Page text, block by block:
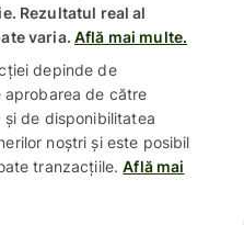
Rezultatul real al
varia. Află mai multe.
depinde de
de către
și de disponibilitatea
noștri și este posibil
tranzacțiile. Află mai